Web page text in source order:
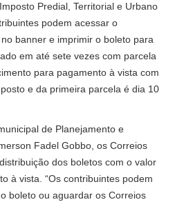
Predial, Territorial e Urbano
podem acessar o
banner e imprimir o boleto para
em até sete vezes com parcela
para pagamento à vista com
e da primeira parcela é dia 10
de Planejamento e
Fadel Gobbo, os Correios
dos boletos com o valor
à vista. “Os contribuintes podem
boleto ou aguardar os Correios